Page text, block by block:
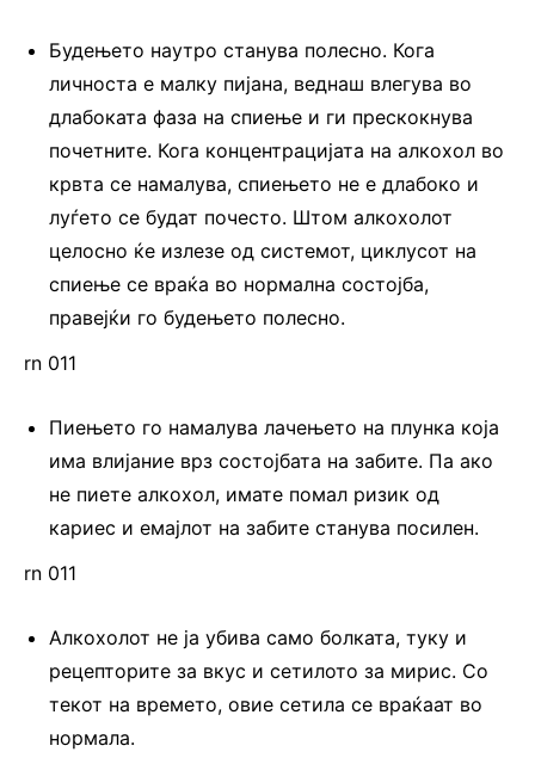
Будењето наутро станува полесно. Кога
личноста е малку пијана, веднаш влегува во
длабоката фаза на спиење и ги прескокнува
почетните. Кога концентрацијата на алкохол во
крвта се намалува, спиењето не е длабоко и
луѓето се будат почесто. Штом алкохолот
целосно ќе излезе од системот, циклусот на
спиење се враќа во нормална состојба,
правејќи го будењето полесно.
rn 011
Пиењето го намалува лачењето на плунка која
има влијание врз состојбата на забите. Па ако
не пиете алкохол, имате помал ризик од
кариес и емајлот на забите станува посилен.
rn 011
Алкохолот не ја убива само болката, туку и
рецепторите за вкус и сетилото за мирис. Со
текот на времето, овие сетила се враќаат во
нормала.